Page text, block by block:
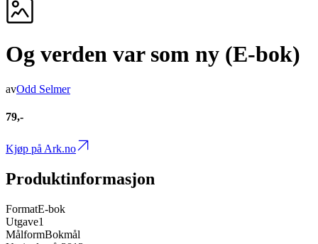
Og verden var som ny (E-bok)
avOdd Selmer
79,-
Kjøp på Ark.no
Produktinformasjon
FormatE-bok
Utgave1
MålformBokmål